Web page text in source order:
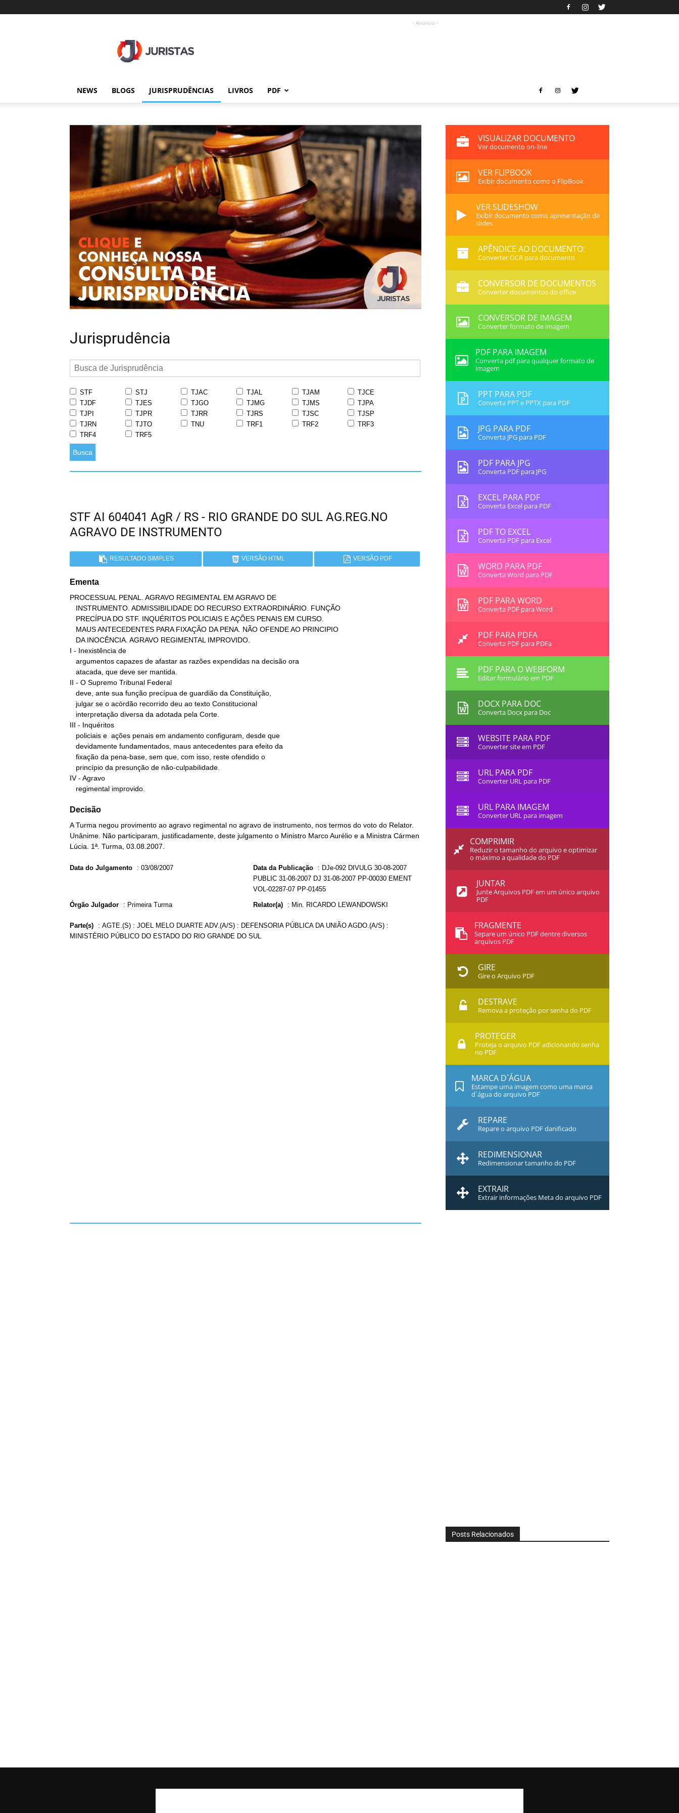
- Anúncio -
NEWS BLOGS JURISPRUDÊNCIAS LIVROS PDF
Jurisprudência
STF STJ TJAC TJAL TJAM
TJCE
TJDF
TJES TJGO TJMG TJMS
TJPA
TJPI
TJPR TJRR TJRS TJSC
TJSP
TJRN
TJTO TNU TRF1 TRF2
TRF3
TRF4
TRF5
Busca
STF AI 604041 AgR / RS - RIO GRANDE DO SUL AG.REG.NO
AGRAVO DE INSTRUMENTO
RESULTADO SIMPLES VERSÃO HTML VERSÃO PDF
Ementa
PROCESSUAL PENAL. AGRAVO REGIMENTAL EM AGRAVO DE
I - Inexistência de
II - O Supremo Tribunal Federal
III - Inquéritos
IV - Agravo
   regimental improvido.
Decisão
A Turma negou provimento ao agravo regimental no agravo de instrumento, nos termos do voto do Relator.
Unânime. Não participaram, justificadamente, deste julgamento o Ministro Marco Aurélio e a Ministra Cármen
Lúcia. 1ª. Turma, 03.08.2007.
Data do Julgamento : 03/08/2007 Data da Publicação : DJe-092 DIVULG 30-08-2007
PUBLIC 31-08-2007 DJ 31-08-2007 PP-00030 EMENT
VOL-02287-07 PP-01455
Órgão Julgador : Primeira Turma Relator(a) : Min. RICARDO LEWANDOWSKI
Parte(s) : AGTE.(S) : JOEL MELO DUARTE ADV.(A/S) : DEFENSORIA PÚBLICA DA UNIÃO AGDO.(A/S) :
MINISTÉRIO PÚBLICO DO ESTADO DO RIO GRANDE DO SUL
VISUALIZAR DOCUMENTO
Ver documento on-line
VER FLIPBOOK
Exibir documento como o FlipBook
VER SLIDESHOW
Exibir documento como apresentação de
slides
APÊNDICE AO DOCUMENTO:
Converter OCR para documento
CONVERSOR DE DOCUMENTOS
Converter documentos do office
CONVERSOR DE IMAGEM
Converter formato de imagem
PDF PARA IMAGEM
Converta pdf para qualquer formato de
imagem
PPT PARA PDF
Converta PPT e PPTX para PDF
JPG PARA PDF
Converta JPG para PDF
PDF PARA JPG
Converta PDF para JPG
EXCEL PARA PDF
Converta Excel para PDF
PDF TO EXCEL
Converta PDF para Excel
WORD PARA PDF
Converta Word para PDF
PDF PARA WORD
Converta PDF para Word
PDF PARA PDFA
Converta PDF para PDFa
PDF PARA O WEBFORM
Editar formulário em PDF
DOCX PARA DOC
Converta Docx para Doc
WEBSITE PARA PDF
Converter site em PDF
URL PARA PDF
Converter URL para PDF
URL PARA IMAGEM
Converter URL para imagem
COMPRIMIR
Reduzir o tamanho do arquivo e optimizar
o máximo a qualidade do PDF
JUNTAR
Junte Arquivos PDF em um único arquivo
PDF
FRAGMENTE
Separe um único PDF dentre diversos
arquivos PDF
GIRE
Gire o Arquivo PDF
DESTRAVE
Remova a proteção por senha do PDF
PROTEGER
Proteja o arquivo PDF adicionando senha
no PDF
MARCA D`ÁGUA
Estampe uma imagem como uma marca
d`água do arquivo PDF
REPARE
Repare o arquivo PDF danificado
REDIMENSIONAR
Redimensionar tamanho do PDF
EXTRAIR
Extrair informações Meta do arquivo PDF
Posts Relacionados